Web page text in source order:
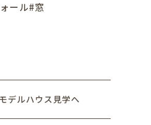
ール#窓
モデルハウス見学へ